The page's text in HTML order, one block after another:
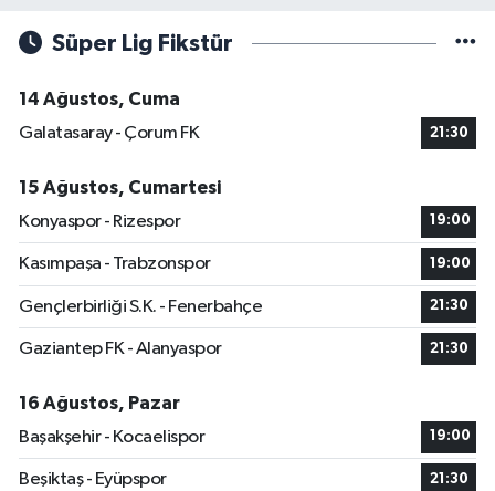
Süper Lig Fikstür
14 Ağustos, Cuma
Galatasaray - Çorum FK
21:30
15 Ağustos, Cumartesi
Konyaspor - Rizespor
19:00
Kasımpaşa - Trabzonspor 19:00
Gençlerbirliği S.K. - Fenerbahçe 21:30
Gaziantep FK - Alanyaspor 21:30
16 Ağustos, Pazar
Başakşehir - Kocaelispor
19:00
Beşiktaş - Eyüpspor 21:30